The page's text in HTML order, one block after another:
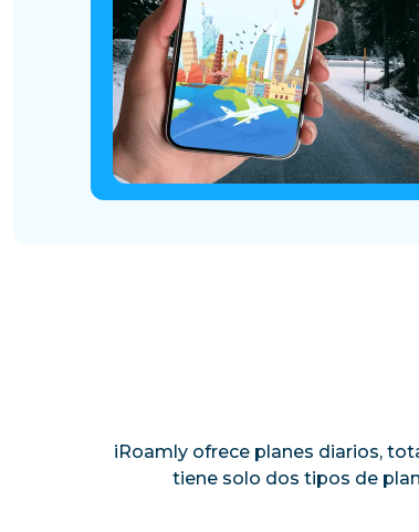
iRoamly ofrece planes diarios,
tiene solo dos tipos de